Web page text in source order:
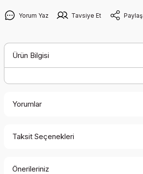
Yorum Yaz Tavsiye Et Paylaş
Ürün Bilgisi
Yorumlar
Taksit Seçenekleri
Önerileriniz